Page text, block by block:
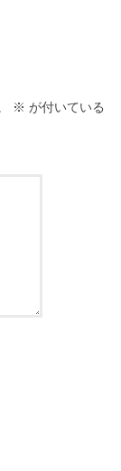
※ が付いている